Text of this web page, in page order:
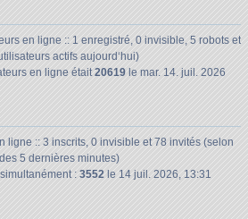
en ligne :: 1 enregistré, 0 invisible, 5 robots et
actifs aujourd‘hui)
en ligne était20619 le mar. 14. juil. 2026
ligne :: 3 inscrits, 0 invisible et 78 invités (selon
5 dernières minutes)
: 3552 le 14 juil. 2026, 13:31